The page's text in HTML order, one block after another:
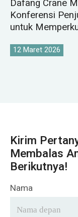
Dafang Crane
Konferensi
untuk
12 Maret 2026
Kirim
Membalas
Berikutnya!
Nama